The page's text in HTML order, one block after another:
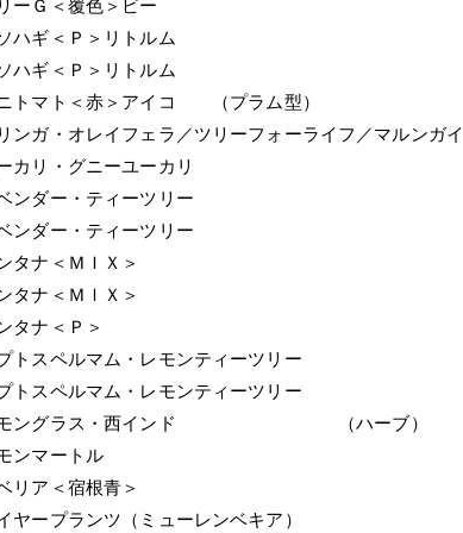
ーＧ＜覆色＞ビー
ハギ＜Ｐ＞リトルム
ハギ＜Ｐ＞リトルム
トマト＜赤＞アイコ （プラム型）
ンガ・オレイフェラ／ツリーフォーライフ／マルンガイ
カリ・グニーユーカリ
ンダー・ティーツリー
ンダー・ティーツリー
タナ＜ＭＩＸ＞
タナ＜ＭＩＸ＞
タナ＜Ｐ＞
トスペルマム・レモンティーツリー
トスペルマム・レモンティーツリー
モングラス・西インド （ハーブ）
ンマートル
リア＜宿根青＞
ヤープランツ（ミューレンベキア）